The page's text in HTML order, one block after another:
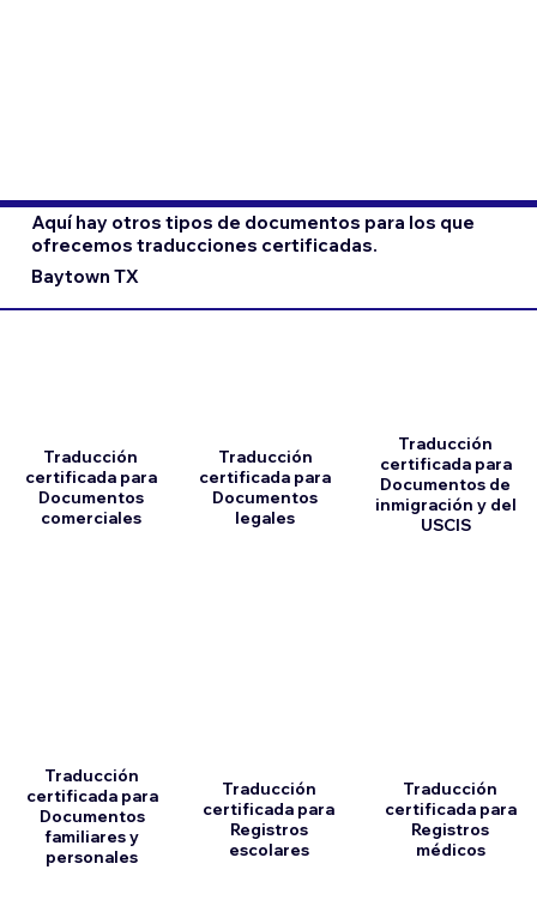
Aquí hay otros tipos de documentos para los que
ofrecemos traducciones certificadas.
Baytown TX
Traducción
certificada para
Documentos
comerciales
Traducción
certificada para
Documentos
familiares y
personales
Traducción
certificada para
Documentos
legales
Traducción
certificada para
Registros
escolares
Traducción
certificada para
Documentos de
inmigración y del
USCIS
Traducción
certificada para
Registros
médicos